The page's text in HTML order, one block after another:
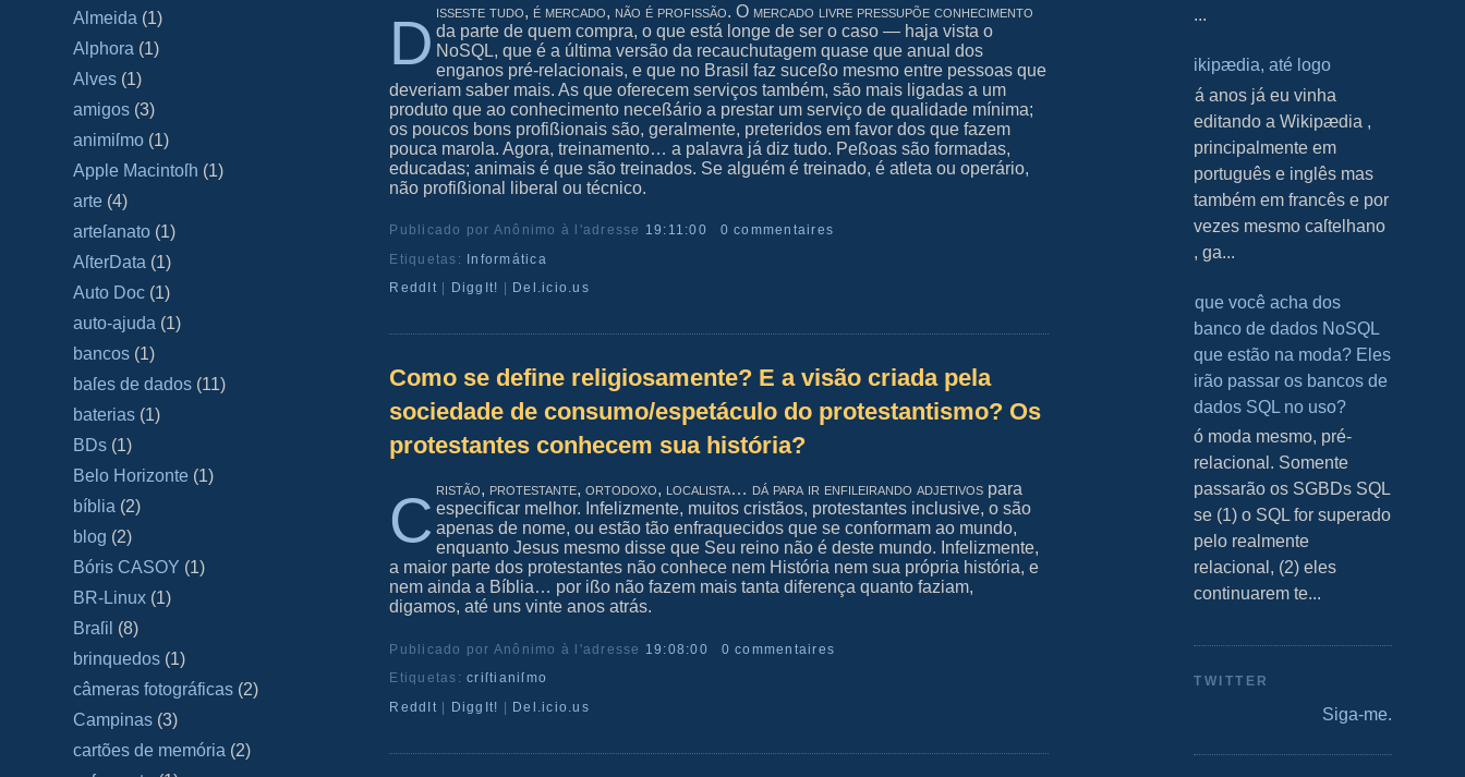
Almeida (1)
Alphora (1)
Alves (1)
amigos (3)
animiſmo (1)
Apple Macintoſh (1)
arte (4)
arteſanato (1)
AſterData (1)
Auto Doc (1)
auto-ajuda (1)
bancos (1)
baſes de dados (11)
baterias (1)
BDs (1)
Belo Horizonte (1)
bíblia (2)
blog (2)
Bóris CASOY (1)
BR-Linux (1)
Braſil (8)
brinquedos (1)
câmeras fotográficas (2)
Campinas (3)
cartões de memória (2)
D ißeste tudo, é mercado, não é profißão. O mercado livre preßupõe conhecimento
da parte de quem compra, o que está longe de ser o caso — haja vista o
NoSQL, que é a última versão da recauchutagem quase que anual dos
enganos pré-relacionais, e que no Brasil faz suceßo mesmo entre pessoas que
deveriam saber mais. As que oferecem serviços também, são mais ligadas a um
produto que ao conhecimento neceßário a prestar um serviço de qualidade mínima;
os poucos bons profißionais são, geralmente, preteridos em favor dos que fazem
pouca marola. Agora, treinamento… a palavra já diz tudo. Peßoas são formadas,
educadas; animais é que são treinados. Se alguém é treinado, é atleta ou operário,
não profißional liberal ou técnico.
Publicado por Anônimo à l'adresse 19:11:00
0 commentaires
Etiquetas: Informática
ReddIt| DiggIt! Del.icio.us
Como se define religiosamente? E a visão criada pela
sociedade de consumo/espetáculo do protestantismo? Os
protestantes conhecem sua história?
C ristão, protestante, ortodoxo, localista… dá para ir enfileirando adjetivospara
especificar melhor. Infelizmente, muitos cristãos, protestantes inclusive, o são
apenas de nome, ou estão tão enfraquecidos que se conformam ao mundo,
enquanto Jesus mesmo disse que Seu reino não é deste mundo. Infelizmente,
a maior parte dos protestantes não conhece nem História nem sua própria história, e
nem ainda a Bíblia… por ißo não fazem mais tanta diferença quanto faziam,
digamos, até uns vinte anos atrás.
Publicado por Anônimo à l'adresse 19:08:00
0 commentaires
Etiquetas:criſtianiſmo
ReddIt | DiggIt! | Del.icio.us
...
Wikipædia, até logo
H á anos já eu vinha
editando a Wikipædia ,
principalmente em
português e inglês mas
também em francês e por
vezes mesmo caſtelhano
, ga...
O que você acha dos
banco de dados NoSQL
que estão na moda? Eles
irão passar os bancos de
dados SQL no uso?
S ó moda mesmo, pré-
relacional. Somente
passarão os SGBDs SQL
se (1) o SQL for superado
pelo realmente
relacional, (2) eles
continuarem te...
TWITTER
Siga-me.